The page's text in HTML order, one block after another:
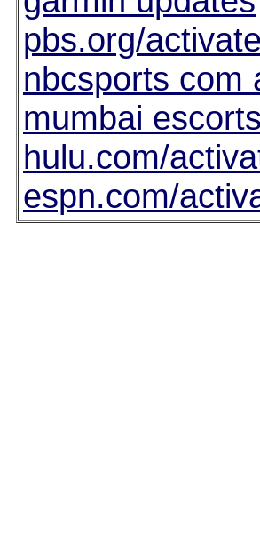
pbs.org/activate
nbcsports com
mumbai escorts
hulu.com/
espn.com/